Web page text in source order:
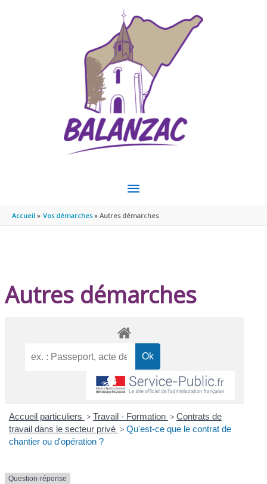
MENU
PRINCIPAL
Accueil Vos démarches Autres démarches
Autres démarches
Accueil particuliers > Travail - Formation > Contrats de
travail dans le secteur privé > Qu'est-ce que le contrat de
chantier ou d'opération ?
Question-réponse